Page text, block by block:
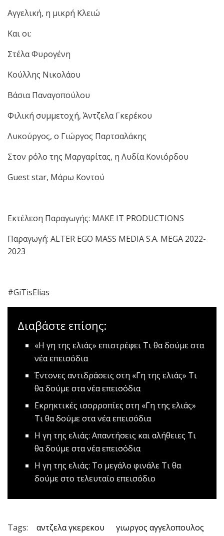
Αγγελική, η μικρή Κλειώ
Και οι:
Στέλα Φυρογένη
Κούλλης Νικολάου
Βάσια Παναγοπούλου
Φιλική συμμετοχή, Άντζελα Γκερέκου
Λυκούργος, ο Γιώργος Παρτσαλάκης
Στον ρόλο της Μαργαρίτας, η Λυδία Κονιόρδου
Guest star, Μάρω Κοντού
Εκτέλεση Παραγωγής: MAKE IT PRODUCTIONS
Παραγωγή: ALTER EGO MASS MEDIA S.A. MEGA 2022-
2023
#GiTisElias
Διαβάστε επίσης:
«Η γη της ελιάς» επιστρέφει Τι θα δούμε στα
νέα επεισόδια
Έντονες αντιδράσεις στη «Γη της ελιάς» Τι
θα δούμε στα νέα επεισόδια
Εκρηκτικές ισορροπίες στη «Γη της ελιάς»
Τι θα δούμε στα νέα επεισόδια
Η γη της ελιάς: Απαντήσεις και αλήθειες Tι
θα δούμε στα νέα επεισόδια
Η γη της ελιάς: Το μεγάλο φινάλε Τι θα
δούμε στο τελευταίο επεισόδιο
Tags: αντζελα γκερεκου
γιωργος αγγελοπουλος